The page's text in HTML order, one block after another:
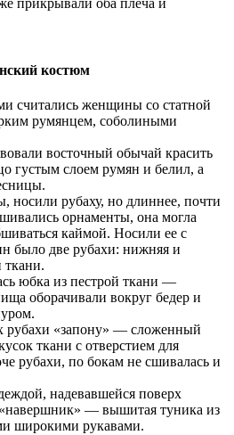
костюм
считались женщины со статной
румянцем, соболиными
восточный обычай красить
густым слоем румян и белил, а
рубаху, но длиннее, почти
орнаменты, она могла
каймой. Носили ее с
было две рубахи: нижняя и
ткани.
юбка из пестрой ткани —
оборачивали вокруг бедер и
рубахи «запону» — сложенный
ткани с отверстием для
рубахи, по бокам не сшивалась и
надевавшейся поверх
— вышитая туника из
широкими рукавами.